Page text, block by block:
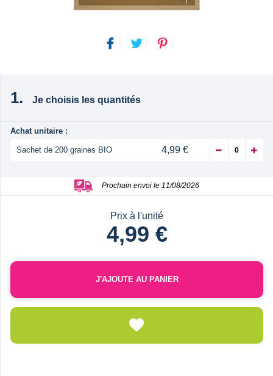
Je choisis les quantités
Achat unitaire :
Sachet de 200 graines BIO 4,99 €
Prochain envoi le 11/08/2026
Prix à l'unité
4,99 €
J'AJOUTE AU PANIER